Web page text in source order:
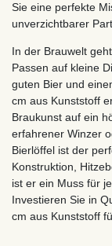
Sie eine perfekte
unverzichtbarer
In der Brauwelt
Passen auf kleine
guten Bier und
cm aus Kunststoff
Braukunst auf ein
erfahrener Winzer
Bierlöffel ist der
Konstruktion,
ist er ein Muss für
Investieren Sie in
cm aus Kunststoff